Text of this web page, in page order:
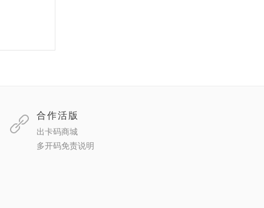
合作活版
出卡码商城
多开码免责说明